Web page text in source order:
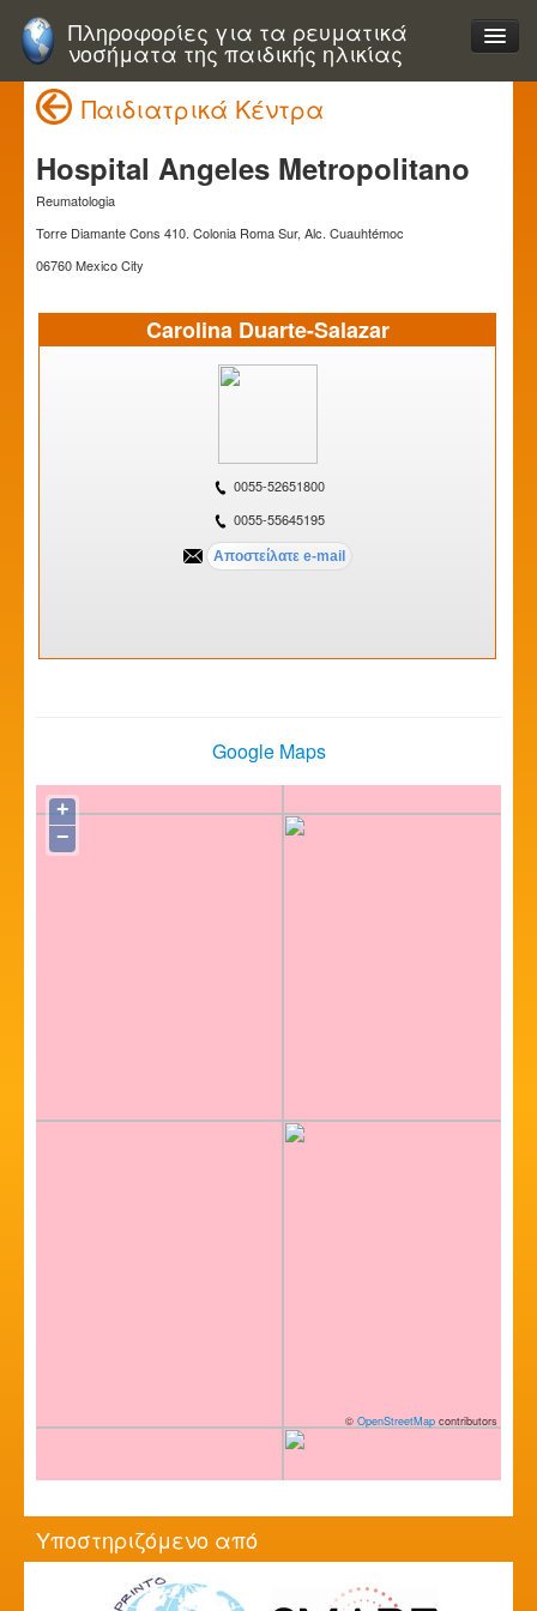
Πληροφορίες για τα ρευματικά
νοσήματα της παιδικής ηλικίας
Παιδιατρικά Κέντρα
Hospital Angeles Metropolitano
Reumatologia
Torre Diamante Cons 410. Colonia Roma Sur, Alc. Cuauhtémoc
06760 Mexico City
Carolina Duarte-Salazar
0055-52651800
0055-55645195
Google Maps
+
−
© OpenStreetMap contributors
Υποστηριζόμενο από